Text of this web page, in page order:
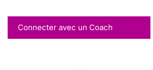
Connecter avec un Coach